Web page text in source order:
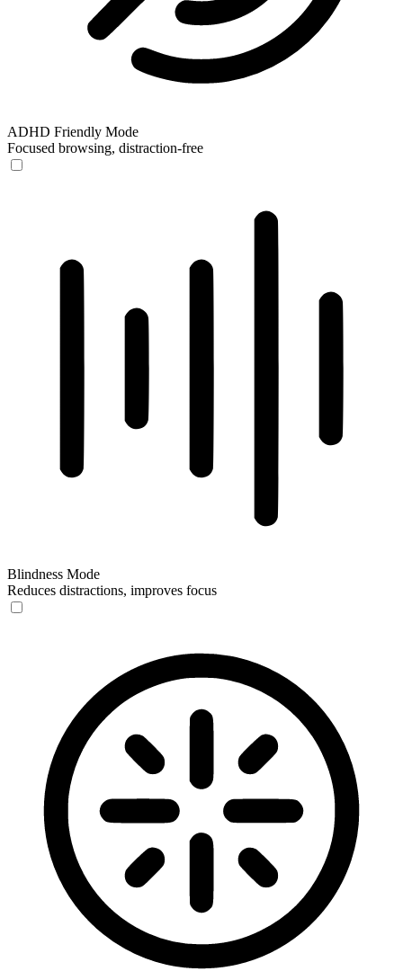
ADHD Friendly Mode
Focused browsing, distraction-free
Blindness Mode
Reduces distractions, improves focus